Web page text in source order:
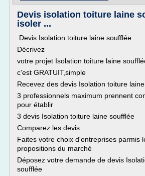
Devis isolation toiture laine
isoler ...
Devis Isolation toiture laine soufflée
Décrivez
votre projet Isolation toiture laine
c'est GRATUIT,simple
Recevez des devis Isolation toiture
3 professionnels maximum prennent
pour établir
3 devis Isolation toiture laine soufflée
Comparez les devis
Faites votre choix d'entreprises parmis
propositions du marché
Déposez votre demande de devis
soufflée